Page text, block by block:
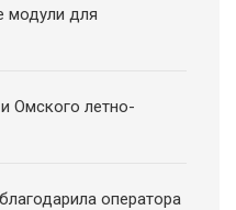
модули для
Омского летно-
оператора